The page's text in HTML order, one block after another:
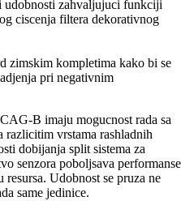
zahvaljujuci funkciji
ciscenja filtera dekorativnog
zimskim kompletima kako bi se
pri negativnim
B imaju mogucnost rada sa
vrstama rashladnih
dobijanja split sistema za
senzora poboljsava performanse
resursa. Udobnost se pruza ne
same jedinice.